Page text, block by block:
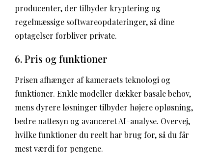
producenter, der tilbyder kryptering og
regelmæssige softwareopdateringer, så dine
optagelser forbliver private.
6. Pris og funktioner
Prisen afhænger af kameraets teknologi og
funktioner. Enkle modeller dækker basale behov,
mens dyrere løsninger tilbyder højere opløsning,
bedre nattesyn og avanceret AI-analyse. Overvej,
hvilke funktioner du reelt har brug for, så du får
mest værdi for pengene.